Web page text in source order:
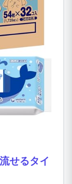
せるタイ